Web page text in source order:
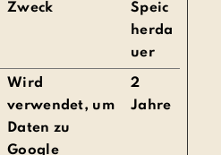
Zweck
Speic
herda
uer
Wird
verwendet, um
Daten zu
Google
2
Jahre